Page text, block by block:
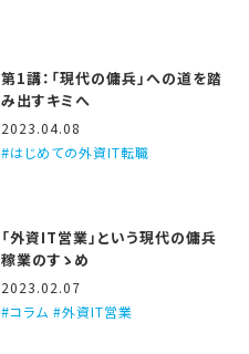
第1講：「現代の傭兵」への道を踏
み出すキミへ
2023.04.08
はじめての外資IT転職
「外資IT営業」という現代の傭兵
稼業のすゝめ
2023.02.07
コラム #外資IT営業